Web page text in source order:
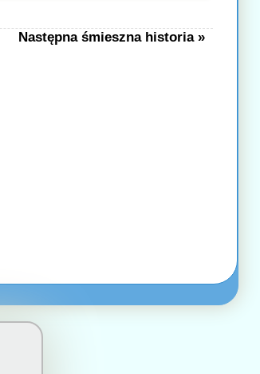
Następna śmieszna historia »